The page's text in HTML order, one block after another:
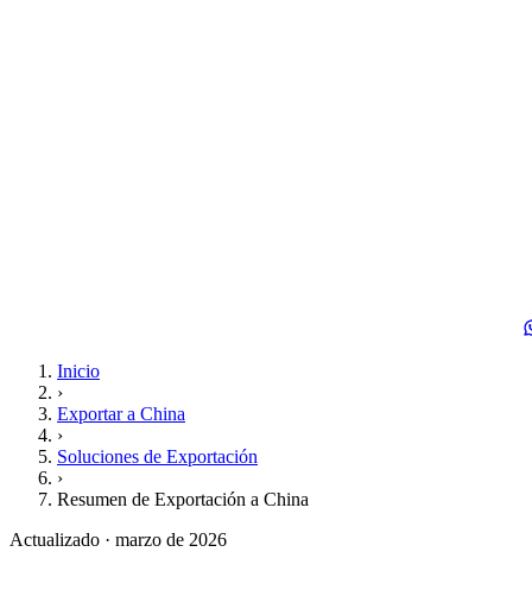
Inicio
›
Exportar a China
›
Soluciones de Exportación
›
Resumen de Exportación a China
Actualizado · marzo de 2026